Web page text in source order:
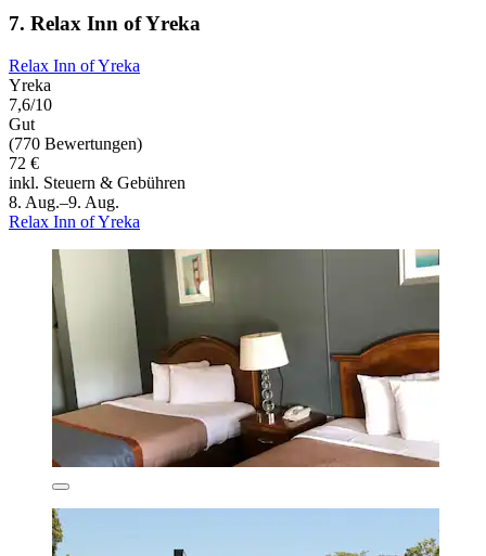
7. Relax Inn of Yreka
Relax Inn of Yreka
Yreka
7,6/10
Gut
(770 Bewertungen)
72 €
inkl. Steuern & Gebühren
8. Aug.–9. Aug.
Relax Inn of Yreka